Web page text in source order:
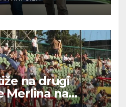
na drugi
Merlina na